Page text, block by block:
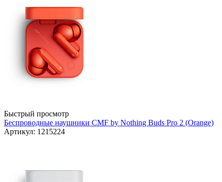
Быстрый просмотр
Беспроводные наушники CMF by Nothing Buds Pro 2 (Orange)
Артикул: 1215224